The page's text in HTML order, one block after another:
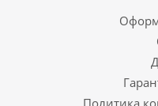
Политика